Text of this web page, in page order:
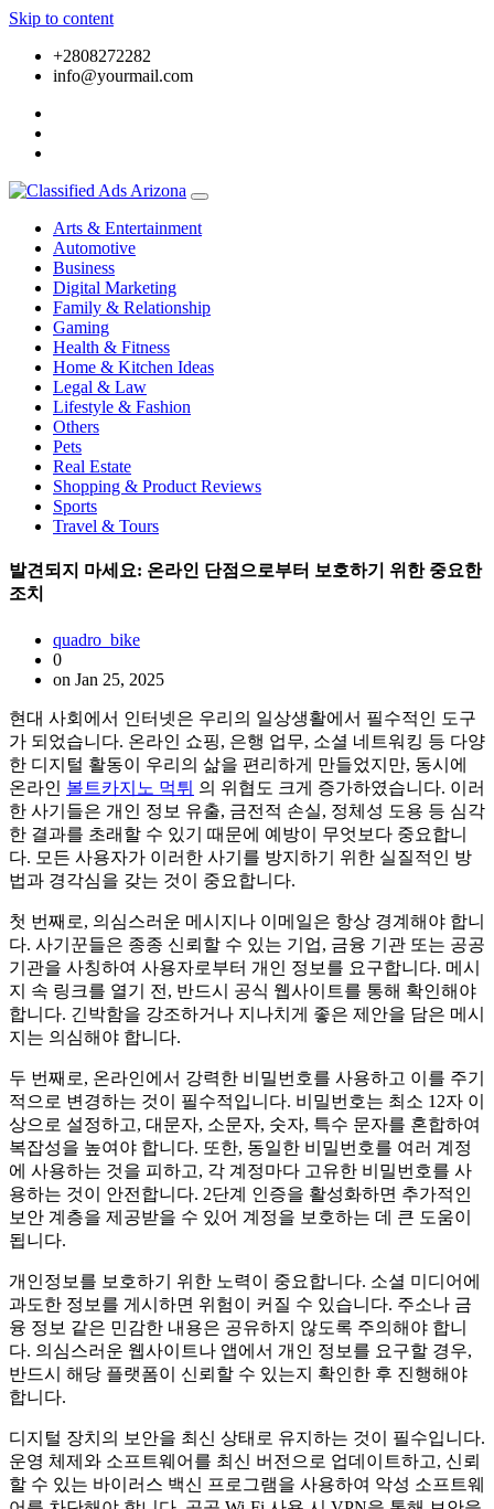
Skip to content
+2808272282
info@yourmail.com
Arts & Entertainment
Automotive
Business
Digital Marketing
Family & Relationship
Gaming
Health & Fitness
Home & Kitchen Ideas
Legal & Law
Lifestyle & Fashion
Others
Pets
Real Estate
Shopping & Product Reviews
Sports
Travel & Tours
발견되지 마세요: 온라인 단점으로부터 보호하기 위한 중요한
조치
quadro_bike
0
on Jan 25, 2025
현대 사회에서 인터넷은 우리의 일상생활에서 필수적인 도구
가 되었습니다. 온라인 쇼핑, 은행 업무, 소셜 네트워킹 등 다양
한 디지털 활동이 우리의 삶을 편리하게 만들었지만, 동시에
온라인 볼트카지노 먹튀 의 위협도 크게 증가하였습니다. 이러
한 사기들은 개인 정보 유출, 금전적 손실, 정체성 도용 등 심각
한 결과를 초래할 수 있기 때문에 예방이 무엇보다 중요합니
다. 모든 사용자가 이러한 사기를 방지하기 위한 실질적인 방
법과 경각심을 갖는 것이 중요합니다.
첫 번째로, 의심스러운 메시지나 이메일은 항상 경계해야 합니
다. 사기꾼들은 종종 신뢰할 수 있는 기업, 금융 기관 또는 공공
기관을 사칭하여 사용자로부터 개인 정보를 요구합니다. 메시
지 속 링크를 열기 전, 반드시 공식 웹사이트를 통해 확인해야
합니다. 긴박함을 강조하거나 지나치게 좋은 제안을 담은 메시
지는 의심해야 합니다.
두 번째로, 온라인에서 강력한 비밀번호를 사용하고 이를 주기
적으로 변경하는 것이 필수적입니다. 비밀번호는 최소 12자 이
상으로 설정하고, 대문자, 소문자, 숫자, 특수 문자를 혼합하여
복잡성을 높여야 합니다. 또한, 동일한 비밀번호를 여러 계정
에 사용하는 것을 피하고, 각 계정마다 고유한 비밀번호를 사
용하는 것이 안전합니다. 2단계 인증을 활성화하면 추가적인
보안 계층을 제공받을 수 있어 계정을 보호하는 데 큰 도움이
됩니다.
개인정보를 보호하기 위한 노력이 중요합니다. 소셜 미디어에
과도한 정보를 게시하면 위험이 커질 수 있습니다. 주소나 금
융 정보 같은 민감한 내용은 공유하지 않도록 주의해야 합니
다. 의심스러운 웹사이트나 앱에서 개인 정보를 요구할 경우,
반드시 해당 플랫폼이 신뢰할 수 있는지 확인한 후 진행해야
합니다.
디지털 장치의 보안을 최신 상태로 유지하는 것이 필수입니다.
운영 체제와 소프트웨어를 최신 버전으로 업데이트하고, 신뢰
할 수 있는 바이러스 백신 프로그램을 사용하여 악성 소프트웨